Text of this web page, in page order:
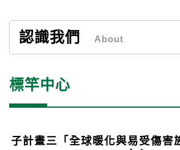
認識我們 About
標竿中心
子計畫三「全球暖化與易受傷害